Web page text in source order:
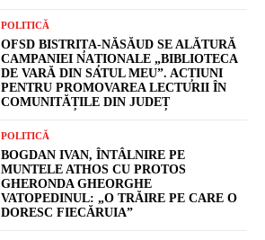
POLITICĂ
OFSD BISTRIȚA-NĂSĂUD SE ALĂTURĂ
CAMPANIEI NAȚIONALE „BIBLIOTECA
DE VARĂ DIN SATUL MEU”. ACȚIUNI
PENTRU PROMOVAREA LECTURII ÎN
COMUNITĂȚILE DIN JUDEȚ
POLITICĂ
BOGDAN IVAN, ÎNTÂLNIRE PE
MUNTELE ATHOS CU PROTOS
GHERONDA GHEORGHE
VATOPEDINUL: „O TRĂIRE PE CARE O
DORESC FIECĂRUIA”